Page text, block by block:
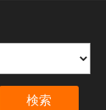
検索